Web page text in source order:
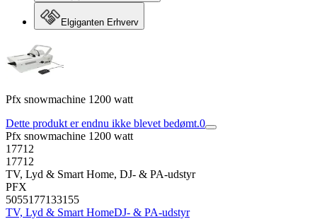
Elgiganten Erhverv
Pfx snowmachine 1200 watt
Dette produkt er endnu ikke blevet bedømt.0
Pfx snowmachine 1200 watt
17712
17712
TV, Lyd & Smart Home, DJ- & PA-udstyr
PFX
5055177133155
TV, Lyd & Smart HomeDJ- & PA-udstyr